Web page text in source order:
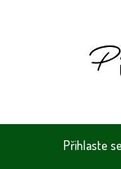
Přihlaste se